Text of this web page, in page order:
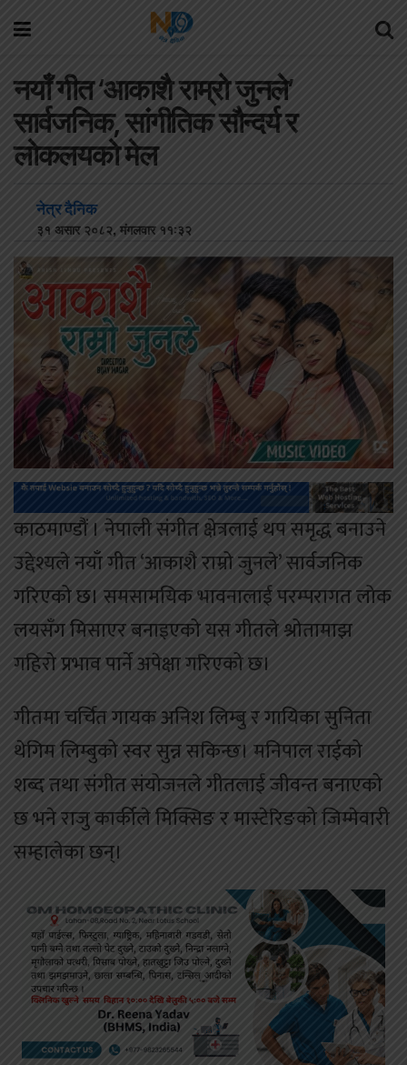
नयाँ गीत ‘आकाशै राम्रो जुनले’
सार्वजनिक, सांगीतिक सौन्दर्य र
लोकलयको मेल
नेत्र दैनिक
३१ असार २०८२, मंगलवार ११:३२
काठमाण्डौं । नेपाली संगीत क्षेत्रलाई थप समृद्ध बनाउने
उद्देश्यले नयाँ गीत ‘आकाशै राम्रो जुनले’ सार्वजनिक
गरिएको छ। समसामयिक भावनालाई परम्परागत लोक
लयसँग मिसाएर बनाइएको यस गीतले श्रोतामाझ
गहिरो प्रभाव पार्ने अपेक्षा गरिएको छ।
गीतमा चर्चित गायक अनिश लिम्बु र गायिका सुनिता
थेगिम लिम्बुको स्वर सुन्न सकिन्छ। मनिपाल राईको
शब्द तथा संगीत संयोजनले गीतलाई जीवन्त बनाएको
छ भने राजु कार्कीले मिक्सिङ र मास्टेरिङको जिम्मेवारी
सम्हालेका छन्।